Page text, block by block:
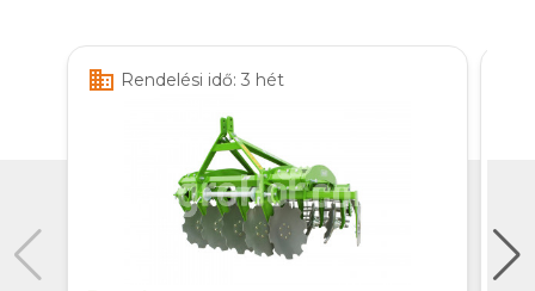
business Rendelési idő: 3 hét